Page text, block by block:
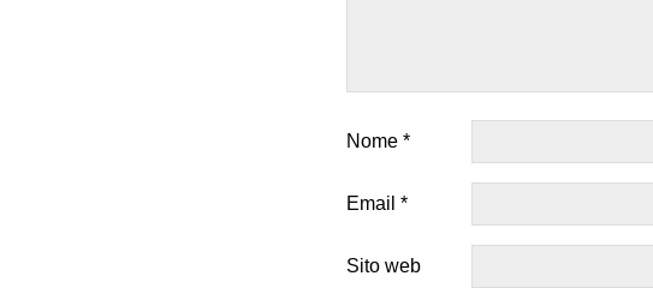
Nome *
Email *
Sito web